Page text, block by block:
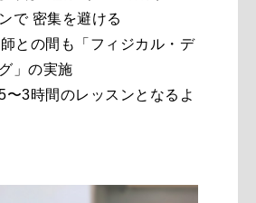
で 密集を避ける
との間も「フィジカル・デ
」の実施
〜3時間のレッスンとなるよ